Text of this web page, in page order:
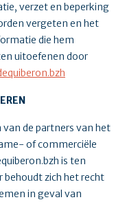
verzet en beperking
vergeten en het
die hem
uitoefenen door
de partners van het
of commerciële
is ten
zich het recht
in geval van